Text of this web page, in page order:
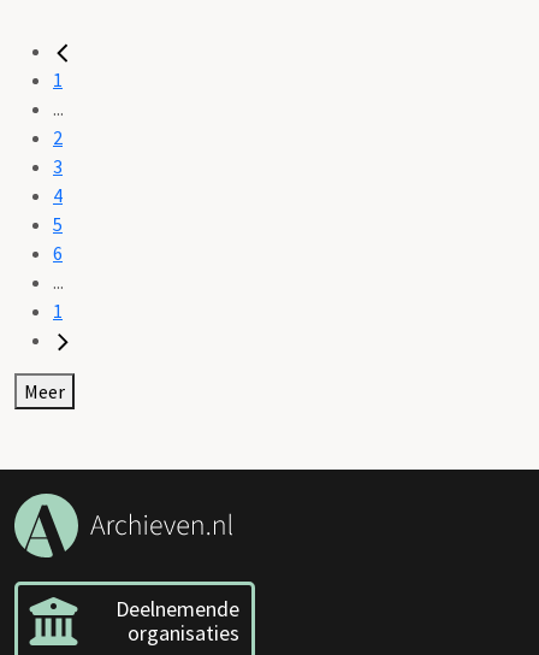
1
...
2
3
4
5
6
...
1
Meer
Deelnemende
organisaties